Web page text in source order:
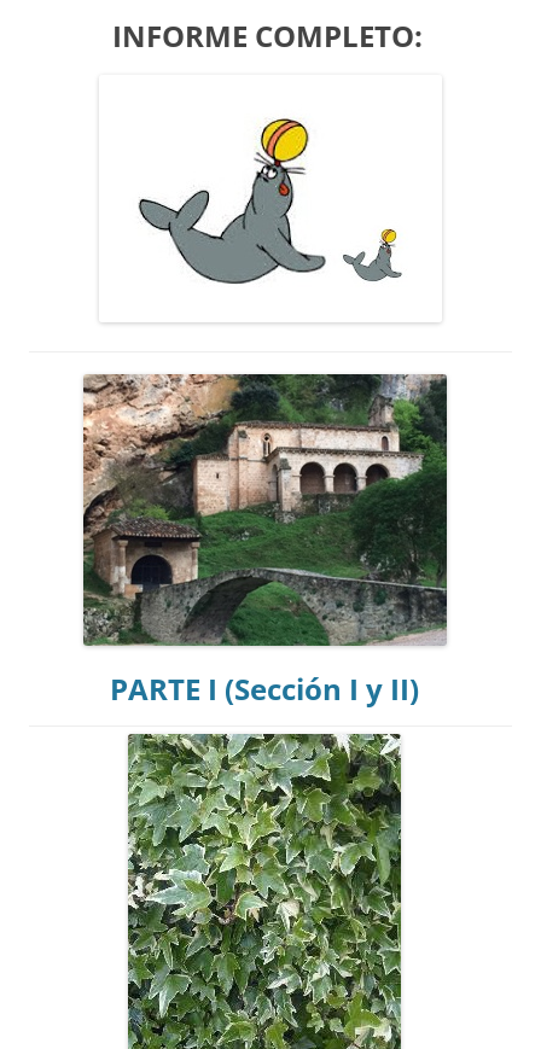
INFORME COMPLETO:
PARTE I (Sección I y II)